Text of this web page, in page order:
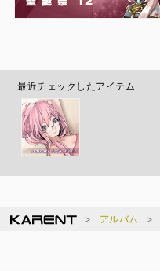
最近チェックしたアイテム
アルバム